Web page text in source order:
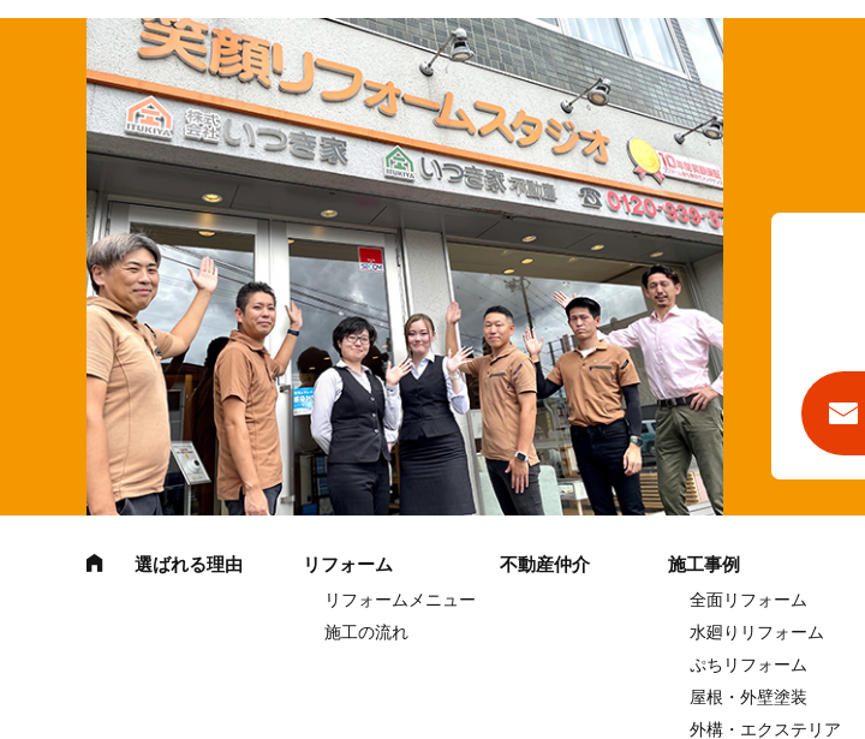
選ばれる理由 リフォーム
リフォームメニュー
施工の流れ
不動産仲介 施工事例
全面リフォーム
水廻りリフォーム
ぷちリフォーム
屋根・外壁塗装
外構・エクステリア